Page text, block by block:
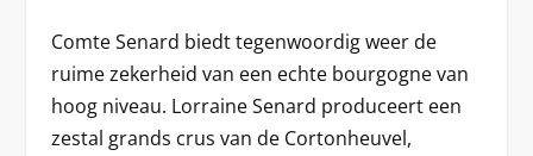
Comte Senard biedt tegenwoordig weer de
ruime zekerheid van een echte bourgogne van
hoog niveau. Lorraine Senard produceert een
zestal grands crus van de Cortonheuvel,